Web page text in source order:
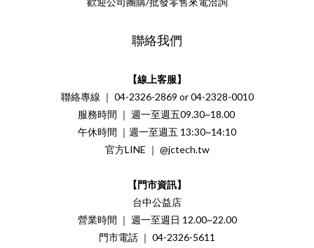
聯絡我們
【線上客服】
聯絡專線 ｜ 04-2326-2869 or 04-2328-0010
服務時間 ｜ 週一至週五09.30~18.00
午休時間 ｜週一至週五 13:30~14:10
官方LINE ｜ @jctech.tw
【門市資訊】
台中公益店
營業時間 ｜ 週一至週日 12.00~22.00
門市電話 ｜ 04-2326-5611